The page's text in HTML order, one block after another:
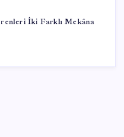
İki Farklı Mekâna